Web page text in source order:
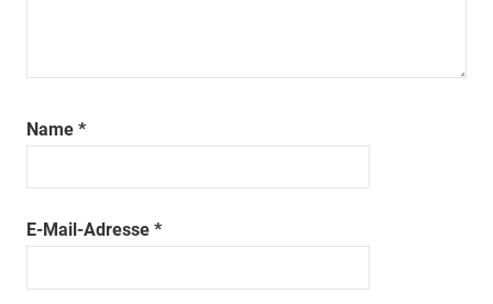
Name *
E-Mail-Adresse *